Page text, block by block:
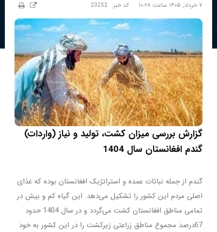
۷ خرداد, ۱۴۰۵ ساعت ۱۰:۲۸ کد خبر:
گزارش بررسی میزان کشت، تولید و نیاز (واردات)
گندم افغانستان سال 1404
گندم از جمله نباتات عمده و استراتژیک افغانستان بوده که غذای
اصلی مردم این کشور را تشکیل می‌دهد. این گیاه کم‌ و بیش در
تمامی مناطق افغانستان کشت می‌گردد و در سال 1404 حدود
67درصد مجموع مناطق زراعتی زیرکشت را در این کشور به خود